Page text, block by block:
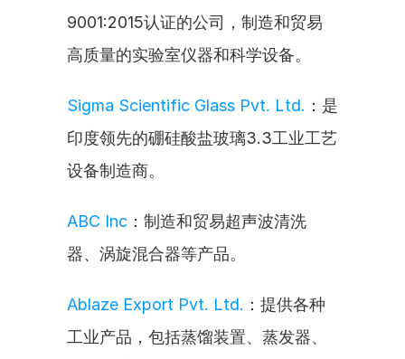
9001:2015认证的公司，制造和贸易
高质量的实验室仪器和科学设备。
Sigma Scientific Glass Pvt. Ltd. ：是
印度领先的硼硅酸盐玻璃3.3工业工艺
设备制造商。
ABC Inc ：制造和贸易超声波清洗
器、涡旋混合器等产品。
Ablaze Export Pvt. Ltd. ：提供各种
工业产品，包括蒸馏装置、蒸发器、